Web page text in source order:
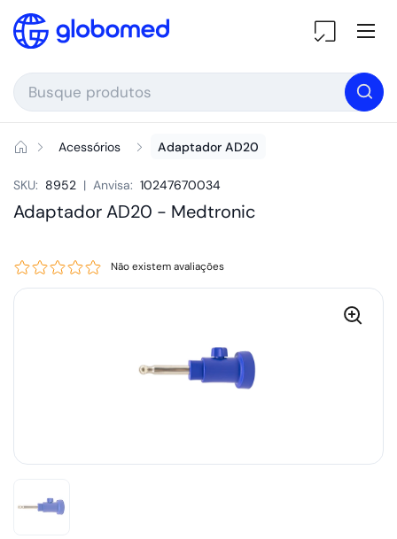
Ir para o conteúdo
Acessórios Adaptador AD20
SKU: 8952 | Anvisa: 10247670034
Adaptador AD20 - Medtronic
Não existem avaliações